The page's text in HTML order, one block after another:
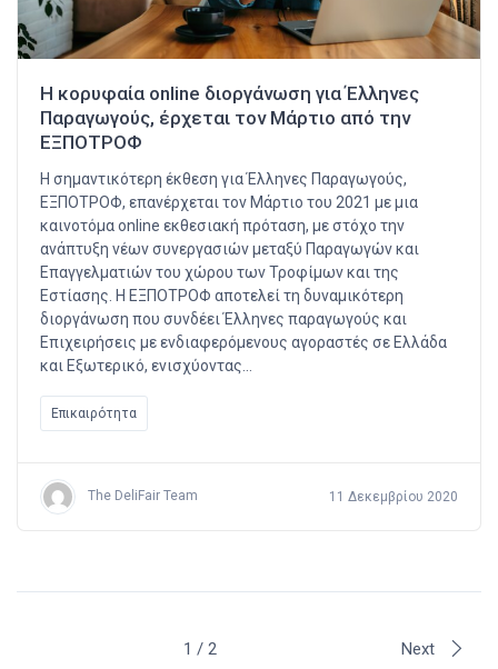
Η κορυφαία online διοργάνωση για Έλληνες
Παραγωγούς, έρχεται τον Μάρτιο από την
ΕΞΠΟΤΡΟΦ
Η σημαντικότερη έκθεση για Έλληνες Παραγωγούς,
ΕΞΠΟΤΡΟΦ, επανέρχεται τον Μάρτιο του 2021 με μια
καινοτόμα online εκθεσιακή πρόταση, με στόχο την
ανάπτυξη νέων συνεργασιών μεταξύ Παραγωγών και
Επαγγελματιών του χώρου των Τροφίμων και της
Εστίασης. Η ΕΞΠΟΤΡΟΦ αποτελεί τη δυναμικότερη
διοργάνωση που συνδέει Έλληνες παραγωγούς και
Επιχειρήσεις με ενδιαφερόμενους αγοραστές σε Ελλάδα
και Εξωτερικό, ενισχύοντας…
Επικαιρότητα
The DeliFair Team 11 Δεκεμβρίου 2020
1 / 2 Next